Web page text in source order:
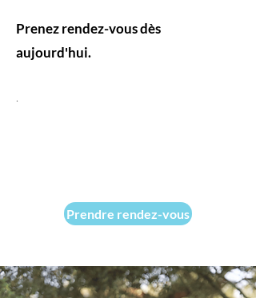
Prenez rendez-vous dès
aujourd'hui.
.
Prendre rendez-vous